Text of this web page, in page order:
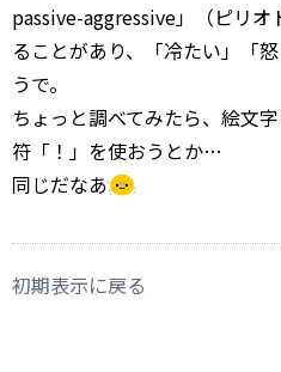
passive-aggressive」（ピリ
ることがあり、「冷たい」「
うで。
ちょっと調べてみたら、絵文
符「！」を使おうとか…
同じだなあ
初期表示に戻る